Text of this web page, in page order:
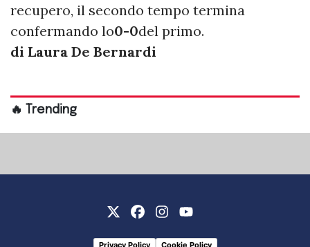
recupero, il secondo tempo termina
confermando lo0-0del primo.
di Laura De Bernardi
🔥 Trending
Privacy Policy Cookie Policy